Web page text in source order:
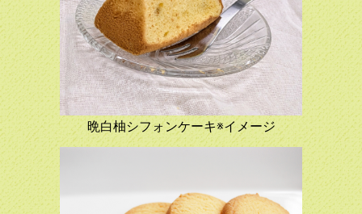
晩白柚シフォンケーキ※イメージ